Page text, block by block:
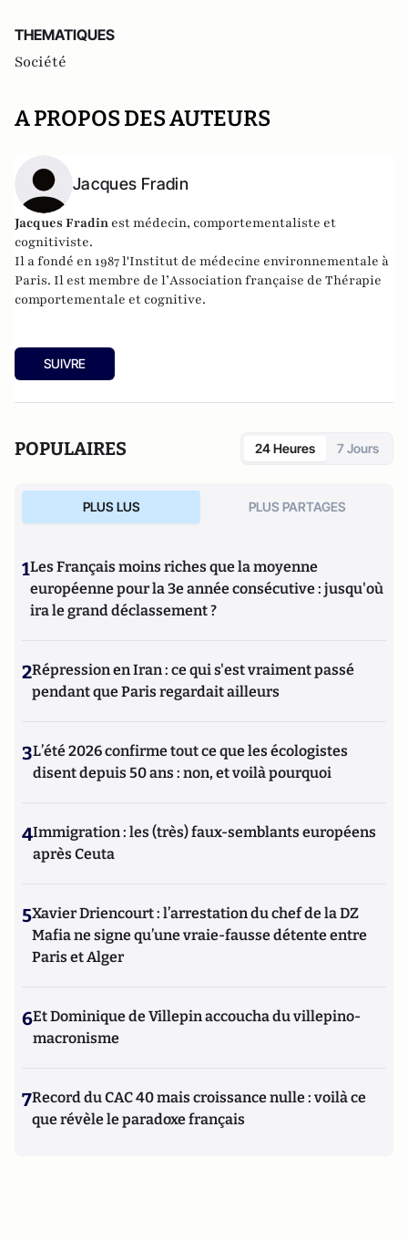
THEMATIQUES
Société
A PROPOS DES AUTEURS
Jacques Fradin
Jacques Fradin est médecin, comportementaliste et
cognitiviste.
Il a fondé en 1987 l'Institut de médecine environnementale à
Paris. Il est membre de l’Association française de Thérapie
comportementale et cognitive.
SUIVRE
POPULAIRES 24 Heures 7 Jours
PLUS LUS PLUS PARTAGES
1Les Français moins riches que la moyenne
européenne pour la 3e année consécutive : jusqu'où
ira le grand déclassement ?
2Répression en Iran : ce qui s'est vraiment passé
pendant que Paris regardait ailleurs
3L’été 2026 confirme tout ce que les écologistes
disent depuis 50 ans : non, et voilà pourquoi
4Immigration : les (très) faux-semblants européens
après Ceuta
5Xavier Driencourt : l’arrestation du chef de la DZ
Mafia ne signe qu’une vraie-fausse détente entre
Paris et Alger
6Et Dominique de Villepin accoucha du villepino-
macronisme
7Record du CAC 40 mais croissance nulle : voilà ce
que révèle le paradoxe français